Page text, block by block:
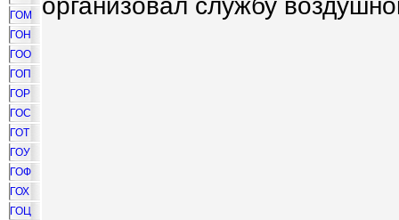
ГОМ
ГОН
ГОО
ГОП
ГОР
ГОС
ГОТ
ГОУ
ГОФ
ГОХ
ГОЦ
организовал службу